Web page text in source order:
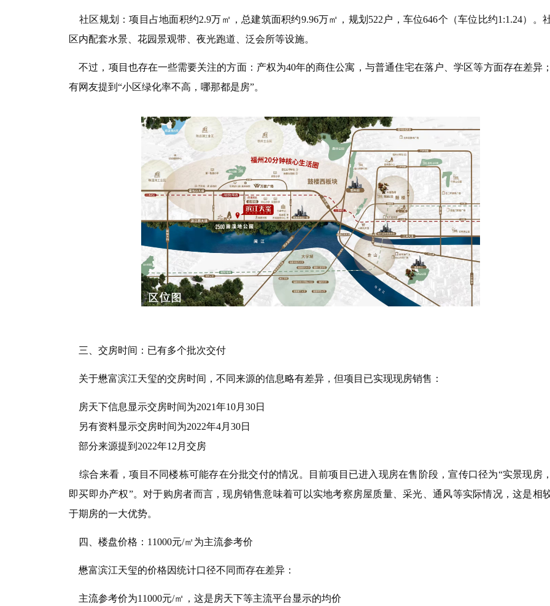
社区规划：项目占地面积约2.9万㎡，总建筑面积约9.96万㎡，规划522户，车位646个（车位比约1:1.24）。
区内配套水景、花园景观带、夜光跑道、泛会所等设施。
不过，项目也存在一些需要关注的方面：产权为40年的商住公寓，与普通住宅在落户、学区等方面存在差异；
有网友提到“小区绿化率不高，哪那都是房”。
三、交房时间：已有多个批次交付
关于懋富滨江天玺的交房时间，不同来源的信息略有差异，但项目已实现现房销售：
房天下信息显示交房时间为2021年10月30日
另有资料显示交房时间为2022年4月30日
部分来源提到2022年12月交房
综合来看，项目不同楼栋可能存在分批交付的情况。目前项目已进入现房在售阶段，宣传口径为“实景现房，
即买即办产权”。对于购房者而言，现房销售意味着可以实地考察房屋质量、采光、通风等实际情况，这是相
于期房的一大优势。
四、楼盘价格：11000元/㎡为主流参考价
懋富滨江天玺的价格因统计口径不同而存在差异：
主流参考价为11000元/㎡，这是房天下等主流平台显示的均价